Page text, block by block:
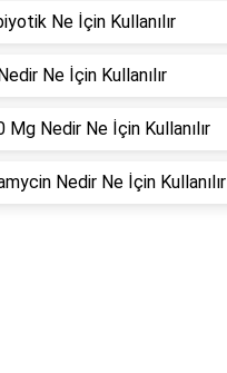
Ne İçin Kullanılır
Ne İçin Kullanılır
Mg Nedir Ne İçin Kullanılır
Nedir Ne İçin Kullanılır